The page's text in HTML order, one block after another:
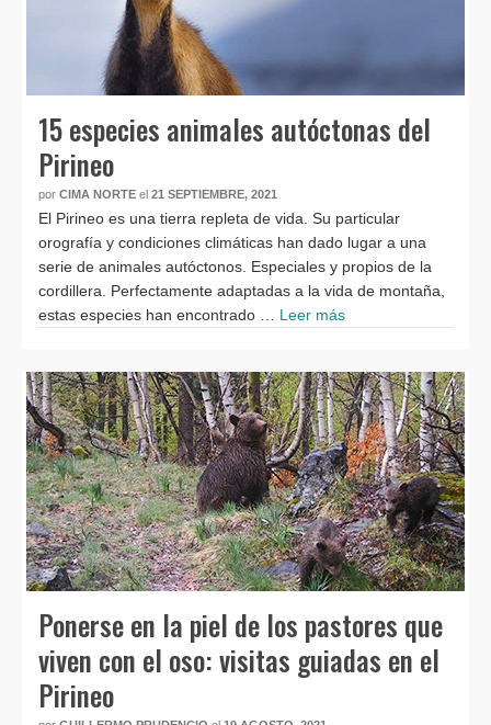
15 especies animales autóctonas del
Pirineo
por CIMA NORTE el 21 SEPTIEMBRE, 2021
El Pirineo es una tierra repleta de vida. Su particular
orografía y condiciones climáticas han dado lugar a una
serie de animales autóctonos. Especiales y propios de la
cordillera. Perfectamente adaptadas a la vida de montaña,
estas especies han encontrado … Leer más
Ponerse en la piel de los pastores que
viven con el oso: visitas guiadas en el
Pirineo